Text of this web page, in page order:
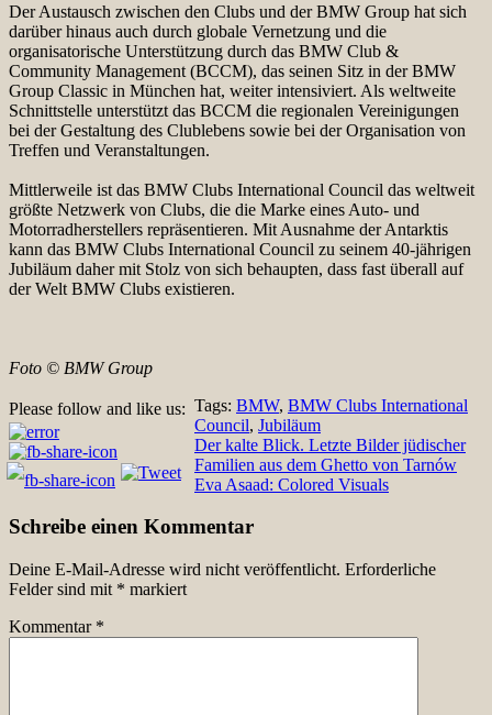
Der Austausch zwischen den Clubs und der BMW Group hat sich
darüber hinaus auch durch globale Vernetzung und die
organisatorische Unterstützung durch das BMW Club &
Community Management (BCCM), das seinen Sitz in der BMW
Group Classic in München hat, weiter intensiviert. Als weltweite
Schnittstelle unterstützt das BCCM die regionalen Vereinigungen
bei der Gestaltung des Clublebens sowie bei der Organisation von
Treffen und Veranstaltungen.
Mittlerweile ist das BMW Clubs International Council das weltweit
größte Netzwerk von Clubs, die die Marke eines Auto- und
Motorradherstellers repräsentieren. Mit Ausnahme der Antarktis
kann das BMW Clubs International Council zu seinem 40-jährigen
Jubiläum daher mit Stolz von sich behaupten, dass fast überall auf
der Welt BMW Clubs existieren.
Foto © BMW Group
Please follow and like us: Tags: BMW, BMW Clubs International
Council, Jubiläum
BeitragsnavigationDer kalte Blick. Letzte Bilder jüdischer
Familien aus dem Ghetto von Tarnów
Eva Asaad: Colored Visuals
Schreibe einen Kommentar
Deine E-Mail-Adresse wird nicht veröffentlicht. Erforderliche
Felder sind mit * markiert
Kommentar *